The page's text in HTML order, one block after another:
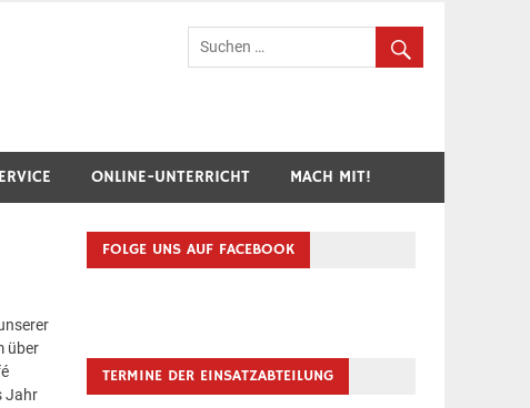
Breuberg-Hainstadt
ONLINE-UNTERRICHT MACH MIT!
über
Jahr
FOLGE UNS AUF FACEBOOK
TERMINE DER EINSATZABTEILUNG